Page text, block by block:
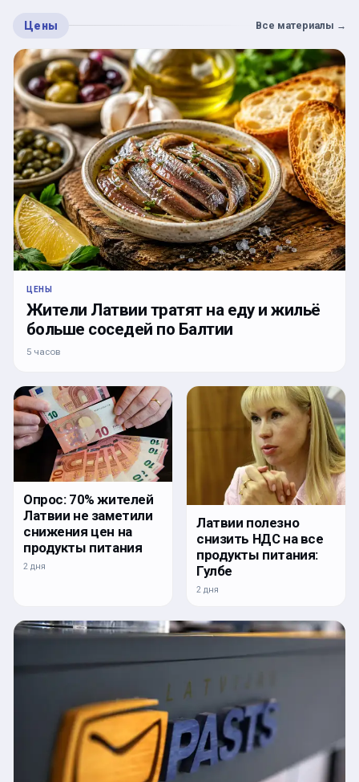
Цены Все материалы →
ЦЕНЫ
Жители Латвии тратят на еду и жильё
больше соседей по Балтии
5 часов
Опрос: 70% жителей
Латвии не заметили
снижения цен на
продукты питания
2 дня
Латвии полезно
снизить НДС на все
продукты питания:
Гулбе
2 дня